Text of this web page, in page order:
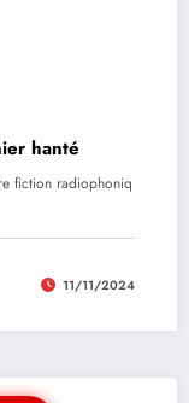
hanté
fiction radiophoniq
11/11/2024